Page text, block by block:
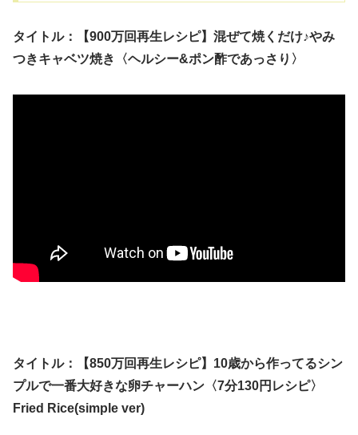
タイトル：【900万回再生レシピ】混ぜて焼くだけ♪やみ
つきキャベツ焼き〈ヘルシー&ポン酢であっさり〉
タイトル：【850万回再生レシピ】10歳から作ってるシン
プルで一番大好きな卵チャーハン〈7分130円レシピ〉
Fried Rice(simple ver)